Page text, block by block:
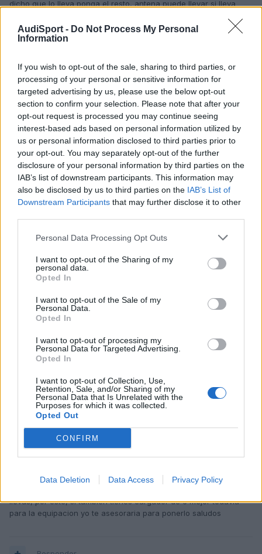
AudiSport - Do Not Process My Personal
Information
If you wish to opt-out of the sale, sharing to third parties, or
processing of your personal or sensitive information for
targeted advertising by us, please use the below opt-out
section to confirm your selection. Please note that after your
opt-out request is processed you may continue seeing
interest-based ads based on personal information utilized by
us or personal information disclosed to third parties prior to
your opt-out. You may separately opt-out of the further
disclosure of your personal information by third parties on the
IAB’s list of downstream participants. This information may
also be disclosed by us to third parties on the IAB’s List of
Downstream Participants that may further disclose it to other
Personal Data Processing Opt Outs
I want to opt-out of the Sharing of my
personal data.
Opted In
I want to opt-out of the Sale of my
Personal Data.
Opted In
I want to opt-out of processing my
Personal Data for Targeted Advertising.
Opted In
I want to opt-out of Collection, Use,
Retention, Sale, and/or Sharing of my
Personal Data that Is Unrelated with the
Purposes for which it was collected.
Opted Out
CONFIRM
Data Deletion Data Access Privacy Policy
dicho que lo lleva ponga el resto, antena puede llevar si lleva
los basic es cd no dvd
Editado15 de Mayo del 2010
Responder
Vicente Chesa
Publicado15 de Mayo del 2010
Ok,
No me habia dado cuenta del detalle,
Un saludo
Responder
fefelo1
Publicado15 de Mayo del 2010
ok Gracias luego voy a ver, antena si tiene la de tiburon para el
carnacas
Publicado16 de Mayo del 2010
tendria que ir un cargador en la guantera, pone cd navigation, es
traseros, te lo puedo vender barato el lector, si te pone no
llevas, por este, si tambien tienes cargador de 6 mejor todavia
para la equipacion yo te asesoraria para ponerlo saludos